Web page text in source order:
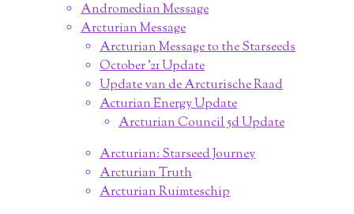
Andromedian Message
Arcturian Message
Arcturian Message to the Starseeds
October '21 Update
Update van de Arcturische Raad
Acturian Energy Update
Arcturian Council 5d Update
Arcturian: Starseed Journey
Arcturian Truth
Arcturian Ruimteschip